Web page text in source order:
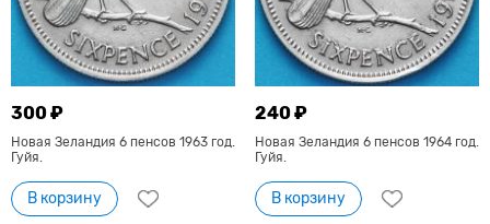
300 ₽
Новая Зеландия 6 пенсов 1963 год.
Гуйя.
В корзину
240 ₽
Новая Зеландия 6 пенсов 1964 год.
Гуйя.
В корзину